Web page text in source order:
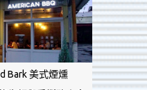
Bark 美式煙燻